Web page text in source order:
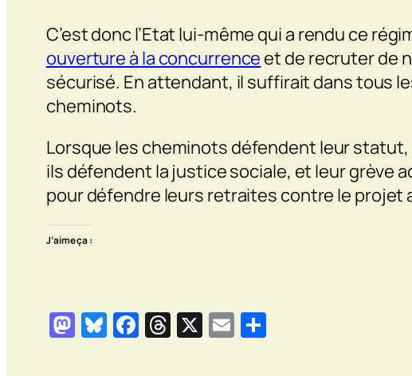
C’est donc l’Etat lui-même qui a rendu ce
ouverture à la concurrence et de recruter de
sécurisé. En attendant, il suffirait dans tous
cheminots.
Lorsque les cheminots défendent leur
ils défendent la justice sociale, et leur grève
pour défendre leurs retraites contre le projet
J’aime ça :
Mastodon
Bluesky
Facebook
Threads
X Email